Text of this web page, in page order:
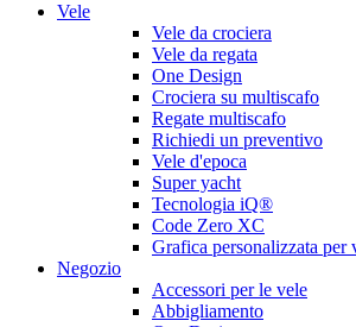
Vele
Vele da crociera
Vele da regata
One Design
Crociera su multiscafo
Regate multiscafo
Richiedi un preventivo
Vele d'epoca
Super yacht
Tecnologia iQ®
Code Zero XC
Grafica personalizzata per
Negozio
Accessori per le vele
Abbigliamento